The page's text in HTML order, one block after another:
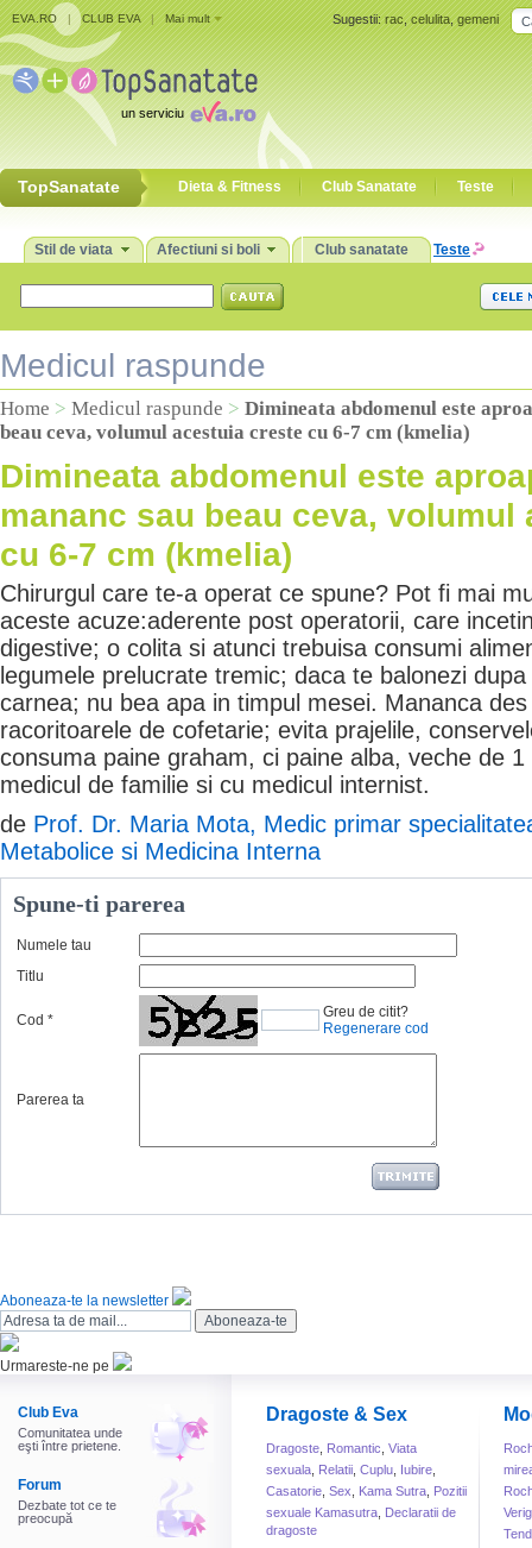
Sugestii: rac,celulita,gemeni
EVA.RO | CLUB EVA | Mai mult
un serviciu
TopSanatate Dieta & Fitness Club Sanatate Teste
Stil de viata Afectiuni si boli Club sanatate Teste
Medicul raspunde
Home > Medicul raspunde > Dimineata abdomenul este
beau ceva, volumul acestuia creste cu 6-7 cm (kmelia)
Dimineata abdomenul este
mananc sau beau ceva, volumul
cu 6-7 cm (kmelia)
Chirurgul care te-a operat ce spune? Pot fi mai
aceste acuze:aderente post operatorii, care
digestive; o colita si atunci trebuisa consumi
legumele prelucrate tremic; daca te balonezi
carnea; nu bea apa in timpul mesei. Mananca
racoritoarele de cofetarie; evita prajelile,
consuma paine graham, ci paine alba, veche de
medicul de familie si cu medicul internist.
de Prof. Dr. Maria Mota, Medic primar
Metabolice si Medicina Interna
Spune-ti parerea
Numele tau
Titlu
Cod *
Greu de citit?
Regenerare cod
Parerea ta
Aboneaza-te la newsletter
Urmareste-ne pe
Club Eva
Comunitatea unde
eşti între prietene.
Forum
Dezbate tot ce te
preocupă
Dragoste & Sex
Dragoste Romantic Viata
sexuala Relatii Cuplu Iubire
Casatorie Sex Kama Sutra Pozitii
sexuale Kamasutra Declaratii de
dragoste